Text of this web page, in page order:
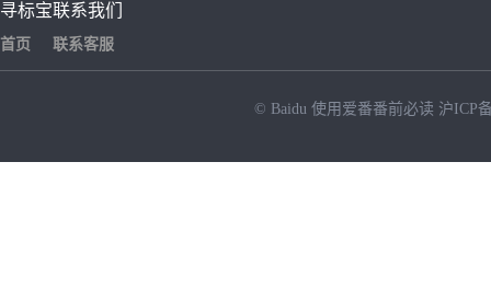
寻标宝
首页
联系我们
联系客服
© Baidu 使用爱番番前必读 沪ICP